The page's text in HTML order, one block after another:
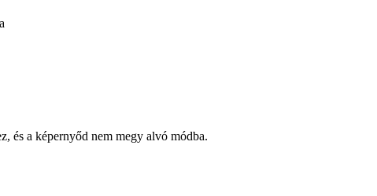
és a képernyőd nem megy alvó módba.